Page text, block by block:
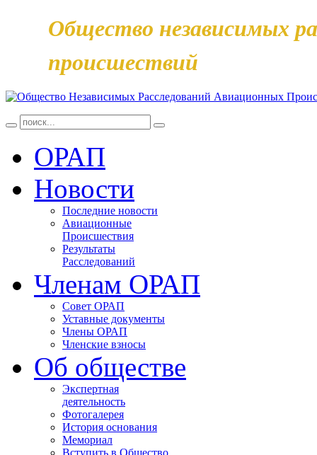
Общество независимых
происшествий
ОРАП
Новости
Последние новости
Авиационные
Происшествия
Результаты
Расследований
Членам ОРАП
Совет ОРАП
Уставные документы
Члены ОРАП
Членские взносы
Об обществе
Экспертная
деятельность
Фотогалерея
История основания
Мемориал
Вступить в Общество